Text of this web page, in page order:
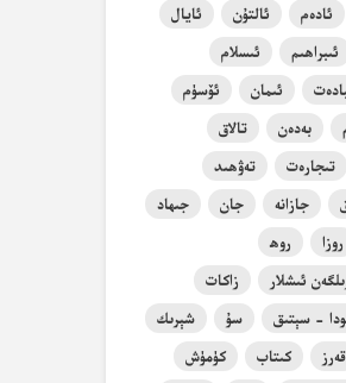
ئادەم ئالتۇن
ئايال
ئىبراھىم
ئىسلام
ئىمان
ئۆسۈم
بەدەن
تالاق
تىجارەت
تەۋھىد
جازانە جان
جىھاد
روزا
روھ
ئىشلار
زاكات
- سېتىق سۇ
شېرىك
قەرز كىتاب
كۈمۈش